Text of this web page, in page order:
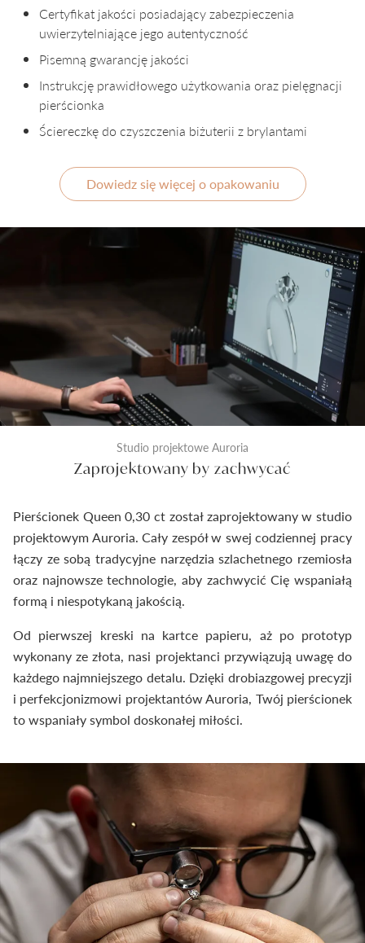
Certyfikat jakości posiadający zabezpieczenia
uwierzytelniające jego autentyczność
Pisemną gwarancję jakości
Instrukcję prawidłowego użytkowania oraz pielęgnacji
pierścionka
Ściereczkę do czyszczenia biżuterii z brylantami
Dowiedz się więcej o opakowaniu
Studio projektowe Auroria
Zaprojektowany by zachwycać
Pierścionek Queen 0,30 ct został zaprojektowany w studio
projektowym Auroria. Cały zespół w swej codziennej pracy
łączy ze sobą tradycyjne narzędzia szlachetnego rzemiosła
oraz najnowsze technologie, aby zachwycić Cię wspaniałą
formą i niespotykaną jakością.
Od pierwszej kreski na kartce papieru, aż po prototyp
wykonany ze złota, nasi projektanci przywiązują uwagę do
każdego najmniejszego detalu. Dzięki drobiazgowej precyzji
i perfekcjonizmowi projektantów Auroria, Twój pierścionek
to wspaniały symbol doskonałej miłości.